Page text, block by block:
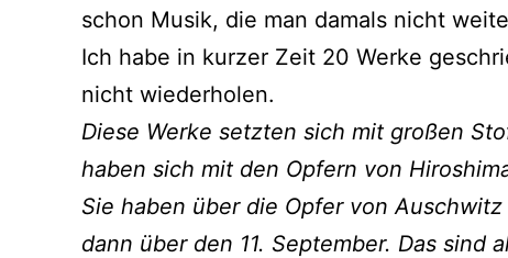
schon Musik, die man damals nicht
Ich habe in kurzer Zeit 20 Werke
nicht wiederholen.
Diese Werke setzten sich mit großen
haben sich mit den Opfern von
Sie haben über die Opfer von
dann über den 11. September. Das sind